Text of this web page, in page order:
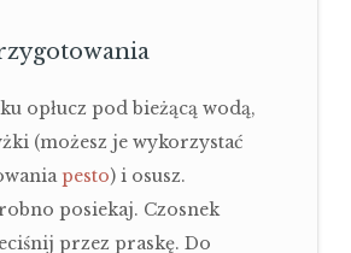
opłucz pod bieżącą wodą,
(możesz je wykorzystać
pesto) i osusz.
posiekaj. Czosnek
przez praskę. Do